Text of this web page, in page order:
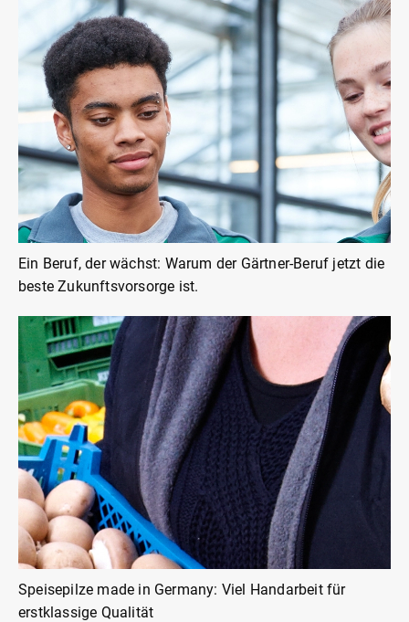
Ein Beruf, der wächst: Warum der Gärtner-Beruf jetzt die
beste Zukunftsvorsorge ist.
Speisepilze made in Germany: Viel Handarbeit für
erstklassige Qualität